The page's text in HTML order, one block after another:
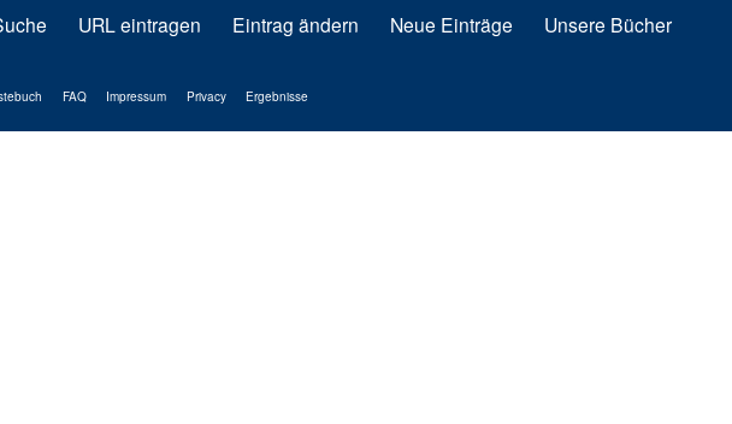
URL eintragen Eintrag ändern Neue Einträge Unsere Bücher
FAQ Impressum Privacy Ergebnisse